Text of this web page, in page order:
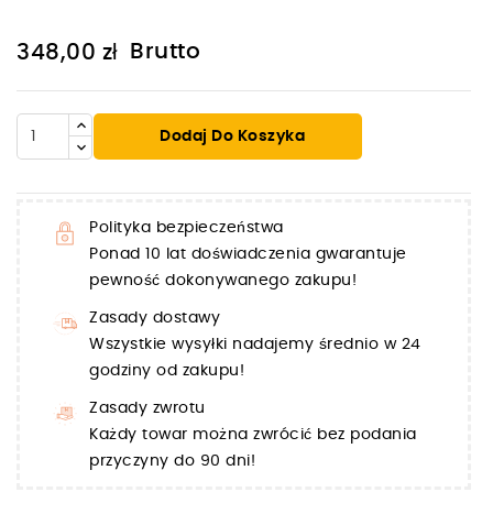
348,00 zł Brutto
Dodaj Do Koszyka
Polityka bezpieczeństwa
Ponad 10 lat doświadczenia gwarantuje
pewność dokonywanego zakupu!
Zasady dostawy
Wszystkie wysyłki nadajemy średnio w 24
godziny od zakupu!
Zasady zwrotu
Każdy towar można zwrócić bez podania
przyczyny do 90 dni!